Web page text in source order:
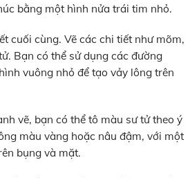
bằng một hình nửa trái tim nhỏ.
cuối cùng. Vẽ các chi tiết như mõm,
Bạn có thể sử dụng các đường
vuông nhỏ để tạo vảy lông trên
vẽ, bạn có thể tô màu sư tử theo ý
màu vàng hoặc nâu đậm, với một
bụng và mặt.